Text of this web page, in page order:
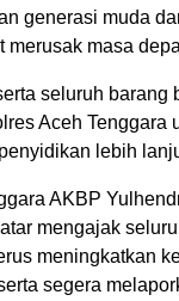
generasi muda
merusak masa
seluruh barang
Aceh Tenggara
lebih
AKBP
mengajak
meningkatkan
segera